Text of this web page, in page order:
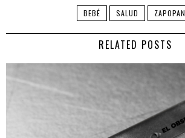
BEBÉ SALUD ZAPOPAN
RELATED POSTS